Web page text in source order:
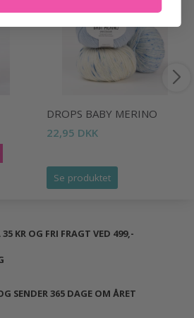
DROPS BABY MERINO
22,95 DKK
Se produktet
35 KR OG FRI FRAGT VED 499,-
SENDER 365 DAGE OM ÅRET